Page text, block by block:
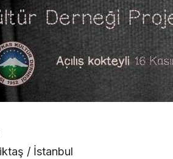
/ İstanbul